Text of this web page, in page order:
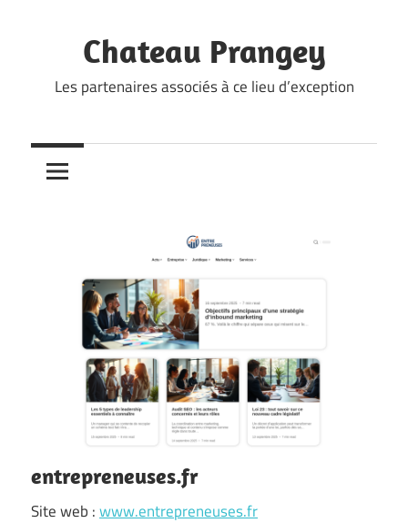
Chateau Prangey
Les partenaires associés à ce lieu d’exception
entrepreneuses.fr
Site web :www.entrepreneuses.fr